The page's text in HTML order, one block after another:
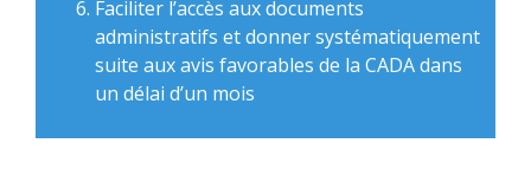
Faciliter l’accès aux documents
administratifs et donner systématiquement
suite aux avis favorables de la CADA dans
un délai d’un mois